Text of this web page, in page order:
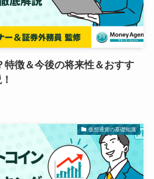
特徴＆今後の将来性＆おすす
仮想通貨の基礎知識